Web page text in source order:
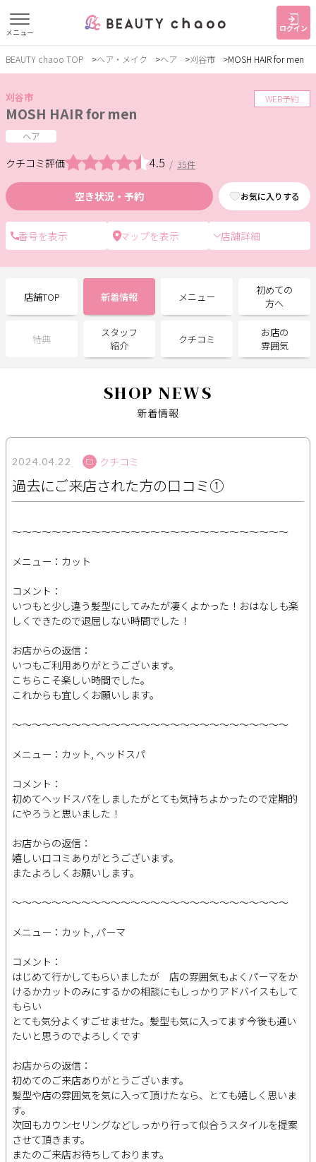
メニュー ログイン
すでに会員の方 はじめてご利用の方
ジャンルで探す
ヘア・メイク ネイル・まつげ エステ
リラク・整体
スクール・
トレーニング
メンズ
大人女子トピック ランキング
プライバシーポリシー
サイトマップ
お知らせ
お問い合わせ
掲載店様
掲載店様ログイン
閉じる
BEAUTY chaoo TOP ヘア・メイク ヘア 刈谷市 MOSH HAIR for men
刈谷市
MOSH HAIR for men
ヘア
空き状況・予約 お気に入りする
クチコミ評価 4.5 / 35件
店舗詳細
WEB予約
店舗TOP 新着情報 メニュー
初めての
方へ
特典
スタッフ
紹介
クチコミ
お店の
雰囲気
SHOP NEWS
新着情報
2024.04.22 クチコミ
過去にご来店された方の口コミ①
～～～～～～～～～～～～～～～～～～～～～～～～～～～～
メニュー：カット
コメント：
いつもと少し違う髪型にしてみたが凄くよかった！おはなしも楽
しくできたので退屈しない時間でした！
お店からの返信：
いつもご利用ありがとうございます。
こちらこそ楽しい時間でした。
これからも宜しくお願いします。
～～～～～～～～～～～～～～～～～～～～～～～～～～～～
メニュー：カット, ヘッドスパ
コメント：
初めてヘッドスパをしましたがとても気持ちよかったので定期的
にやろうと思いました！
お店からの返信：
嬉しい口コミありがとうございます。
またよろしくお願いします。
～～～～～～～～～～～～～～～～～～～～～～～～～～～～
メニュー：カット, パーマ
コメント：
はじめて行かしてもらいましたが 店の雰囲気もよくパーマをか
けるかカットのみにするかの相談にもしっかりアドバイスもして
もらい
とても気分よくすごせませた。髪型も気に入ってます今後も通い
たいと思うのでよろしくです
お店からの返信：
初めてのご来店ありがとうございます。
髪型や店の雰囲気を気に入って頂けたなら、とても嬉しく思いま
す。
次回もカウンセリングなどしっかり行って似合うスタイルを提案
させて頂きます。
またのご来店お待ちしております。